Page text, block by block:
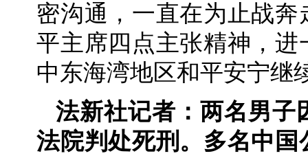
密沟通，一直在为止战
平主席四点主张精神，
中东海湾地区和平安宁继
法新社记者：两名男子
法院判处死刑。多名中